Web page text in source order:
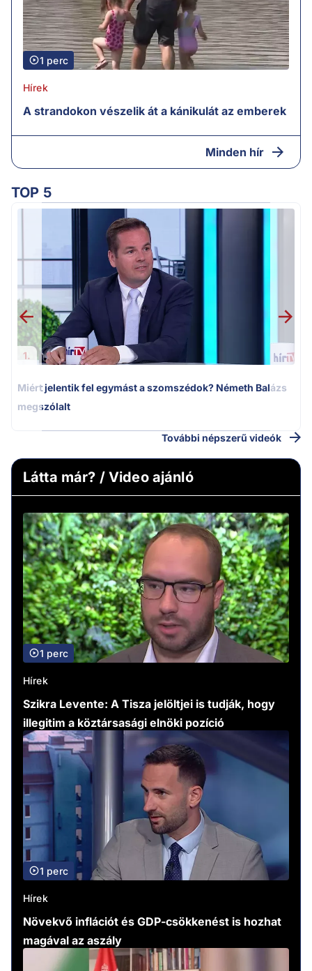
1 perc
Hírek
A strandokon vészelik át a kánikulát az emberek
Minden hír
TOP 5
1.
Miért jelentik fel egymást a szomszédok? Németh Balázs
megszólalt
További népszerű videók
Látta már? / Video ajánló
1 perc
Hírek
Szikra Levente: A Tisza jelöltjei is tudják, hogy
illegitim a köztársasági elnöki pozíció
1 perc
Hírek
Növekvő inflációt és GDP-csökkenést is hozhat
magával az aszály